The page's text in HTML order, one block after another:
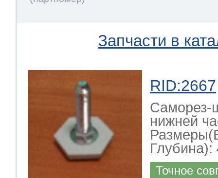
Запчасти в
RID:2667
Саморез-
нижней
Глубина):
Точное